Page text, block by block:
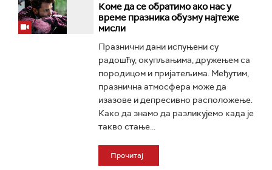
Коме да се обратимо ако нас у
време празника обузму најтеже
мисли
Празнични дани испуњени су
радошћу, окупљањима, дружењем са
породицом и пријатељима. Међутим,
празнична атмосфера може да
изазове и депресивно расположење.
Како да знамо да разликујемо када је
такво стање...
Прочитај